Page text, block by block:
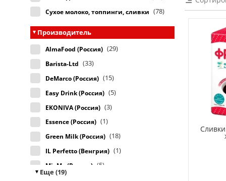
Сухое молоко, топпинги, сливки (78)
Производитель
AlmaFood (Россия) (29)
Barista-Ltd (33)
DeMarco (Россия) (15)
Easy Drink (Россия) (5)
EKONIVA (Россия) (3)
Essence (Россия) (1)
Green Milk (Россия) (18)
IL Perfetto (Венгрия) (1)
MixMe (Россия) (5)
Еще (19)